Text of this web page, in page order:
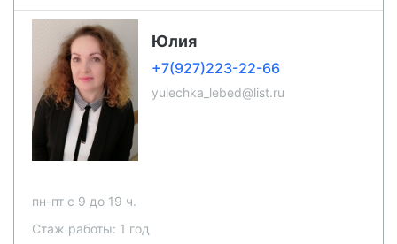
Юлия
+7(927)223-22-66
yulechka_lebed@list.ru
пн-пт c 9 до 19 ч.
Стаж работы: 1 год